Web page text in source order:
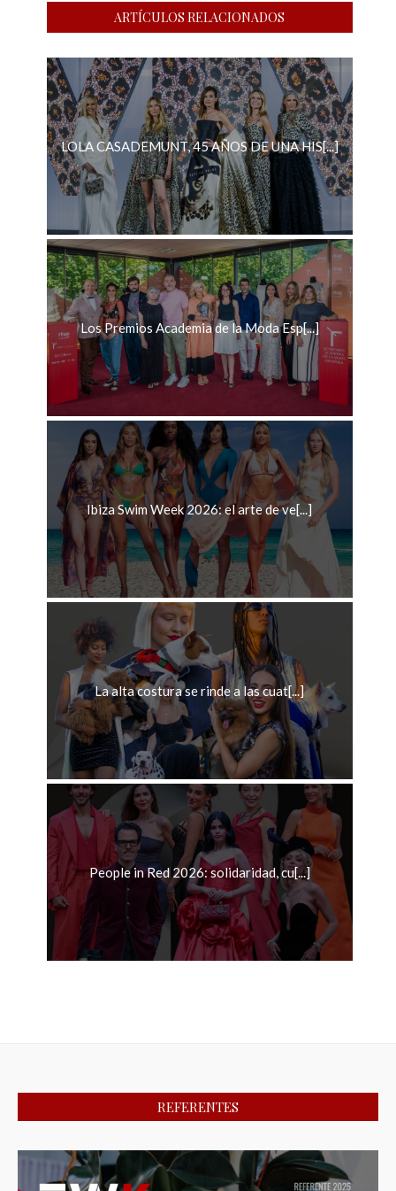
ARTÍCULOS RELACIONADOS
LOLA CASADEMUNT, 45 AÑOS DE UNA HIS[...]
Los Premios Academia de la Moda Esp[...]
Ibiza Swim Week 2026: el arte de ve[...]
La alta costura se rinde a las cuat[...]
People in Red 2026: solidaridad, cu[...]
REFERENTES